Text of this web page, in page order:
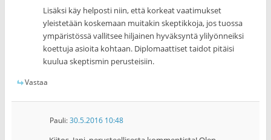
Lisäksi käy helposti niin, että korkeat vaatimukset
yleistetään koskemaan muitakin skeptikkoja, jos tuossa
ympäristössä vallitsee hiljainen hyväksyntä ylilyönneiksi
koettuja asioita kohtaan. Diplomaattiset taidot pitäisi
kuulua skeptismin perusteisiin.
Vastaa
Pauli:30.5.2016 10:48